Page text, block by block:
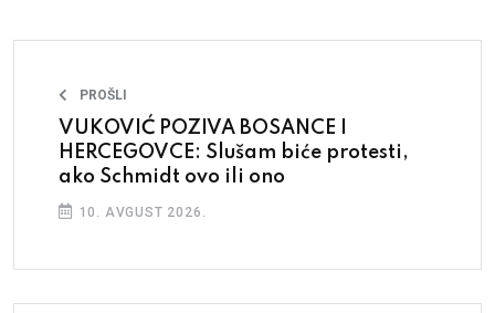
PROŠLI
VUKOVIĆ POZIVA BOSANCE I
HERCEGOVCE: Slušam biće protesti,
ako Schmidt ovo ili ono
10. AVGUST 2026.